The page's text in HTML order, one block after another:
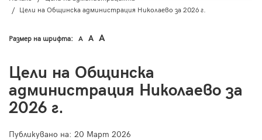
Цели на Общинска администрация Николаево за 2026 г.
Размер на шрифта: A A A
Цели на Общинска
администрация Николаево за
2026 г.
Публикувано на: 20 Март 2026